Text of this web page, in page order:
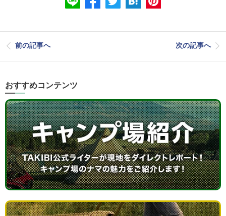
前の記事へ 次の記事へ
おすすめコンテンツ